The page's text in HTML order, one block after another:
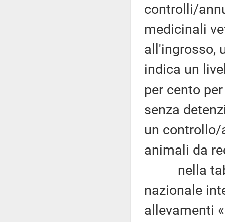
controlli/
medicinali
all'ingrosso,
indica un
per cento
senza
un controllo/
animali da
nella
nazionale
allevamenti